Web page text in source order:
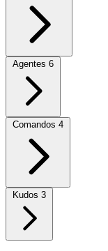
Agentes 6
Comandos 4
Kudos 3